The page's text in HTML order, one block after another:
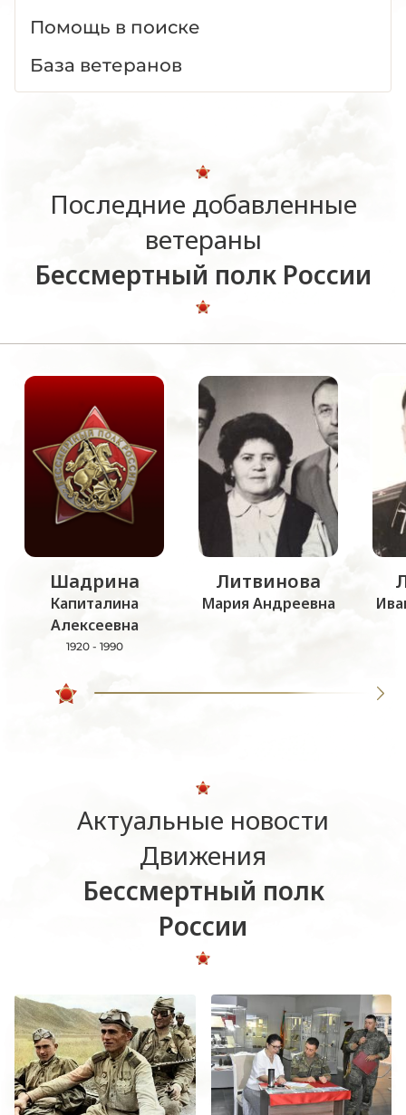
Помощь в поиске
База ветеранов
Последние добавленные
ветераны
Бессмертный полк России
Шадрина
Капиталина
Алексеевна
1920 - 1990
Литвинова
Мария Андреевна
Актуальные новости
Движения
Бессмертный полк
России